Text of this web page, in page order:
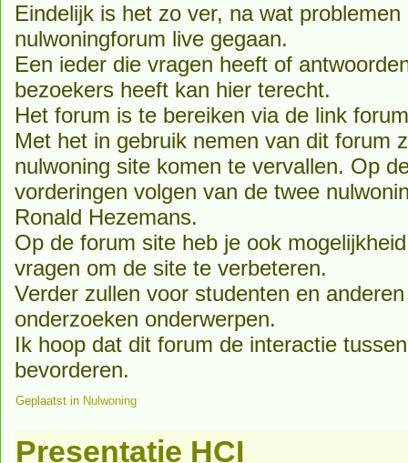
Eindelijk is het zo ver, na wat
nulwoningforum live gegaan.
Een ieder die vragen heeft of
bezoekers heeft kan hier terecht.
Het forum is te bereiken via de link
Met het in gebruik nemen van dit forum
nulwoning site komen te vervallen. Op
vorderingen volgen van de twee
Ronald Hezemans.
Op de forum site heb je ook
vragen om de site te verbeteren.
Verder zullen voor studenten en
onderzoeken onderwerpen.
Ik hoop dat dit forum de interactie
bevorderen.
Geplaatst in Nulwoning
Presentatie HCI